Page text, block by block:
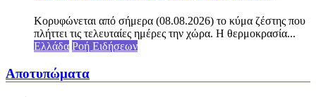
Κορυφώνεται από σήμερα (08.08.2026) το κύμα ζέστης που
πλήττει τις τελευταίες ημέρες την χώρα. Η θερμοκρασία...
Ελλάδα Ροή Ειδήσεων
Αποτυπώματα